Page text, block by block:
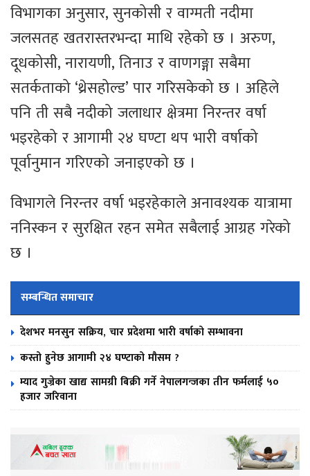
विभागका अनुसार, सुनकोसी र वाग्मती नदीमा
जलसतह खतरास्तरभन्दा माथि रहेको छ । अरुण,
दूधकोसी, नारायणी, तिनाउ र वाणगङ्गा सबैमा
सतर्कताको ‘थ्रेसहोल्ड’ पार गरिसकेको छ । अहिले
पनि ती सबै नदीको जलाधार क्षेत्रमा निरन्तर वर्षा
भइरहेको र आगामी २४ घण्टा थप भारी वर्षाको
पूर्वानुमान गरिएको जनाइएको छ ।
विभागले निरन्तर वर्षा भइरहेकाले अनावश्यक यात्रामा
ननिस्कन र सुरक्षित रहन समेत सबैलाई आग्रह गरेको
छ ।
सम्बन्धित समाचार
देशभर मनसुन सक्रिय, चार प्रदेशमा भारी वर्षाको सम्भावना
कस्तो हुनेछ आगामी २४ घण्टाको मौसम ?
म्याद गुज्रेका खाद्य सामग्री बिक्री गर्ने नेपालगन्जका तीन फर्मलाई ५०
हजार जरिवाना